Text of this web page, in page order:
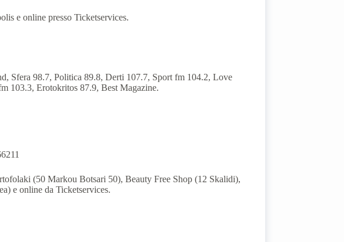
e online presso Ticketservices.
Sfera 98.7, Politica 89.8, Derti 107.7, Sport fm 104.2, Love
103.3, Erotokritos 87.9, Best Magazine.
(50 Markou Botsari 50), Beauty Free Shop (12 Skalidi),
e online da Ticketservices.